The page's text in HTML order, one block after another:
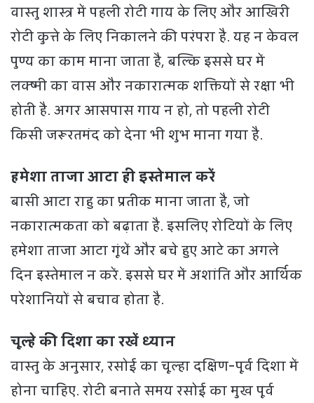
वास्तु शास्त्र में पहली रोटी गाय के लिए और आखिरी
रोटी कुत्ते के लिए निकालने की परंपरा है. यह न केवल
पुण्य का काम माना जाता है, बल्कि इससे घर में
लक्ष्मी का वास और नकारात्मक शक्तियों से रक्षा भी
होती है. अगर आसपास गाय न हो, तो पहली रोटी
किसी जरूरतमंद को देना भी शुभ माना गया है.
हमेशा ताजा आटा ही इस्तेमाल करें
बासी आटा राहु का प्रतीक माना जाता है, जो
नकारात्मकता को बढ़ाता है. इसलिए रोटियों के लिए
हमेशा ताजा आटा गूंथें और बचे हुए आटे का अगले
दिन इस्तेमाल न करें. इससे घर में अशांति और आर्थिक
परेशानियों से बचाव होता है.
चूल्हे की दिशा का रखें ध्यान
वास्तु के अनुसार, रसोई का चूल्हा दक्षिण-पूर्व दिशा में
होना चाहिए. रोटी बनाते समय रसोई का मुख पूर्व